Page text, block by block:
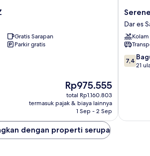
Gratis Sarapan
Parkir gratis
Harga
sekarang
Rp975.555
Rp975.555
total Rp1.160.803
termasuk pajak & biaya lainnya
1 Sep - 2 Sep
Serene
Beach
Resort
Dar
es
Salaam
Dar es
7.4
dari
7,4
21
dengan properti serupa